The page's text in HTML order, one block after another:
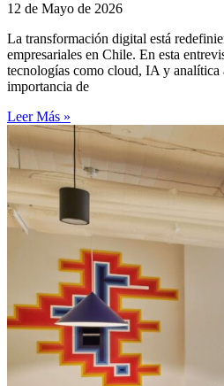
12 de Mayo de 2026
La transformación digital está
empresariales en Chile. En esta
tecnologías como cloud, IA y analítica
importancia de
Leer Más »